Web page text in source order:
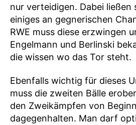
nur verteidigen. Dabei ließen
einiges an gegnerischen
RWE muss diese erzwingen
Engelmann und Berlinski
die wissen wo das Tor steht.
Ebenfalls wichtig für dieses
muss die zweiten Bälle
den Zweikämpfen von
dagegenhalten. Man darf